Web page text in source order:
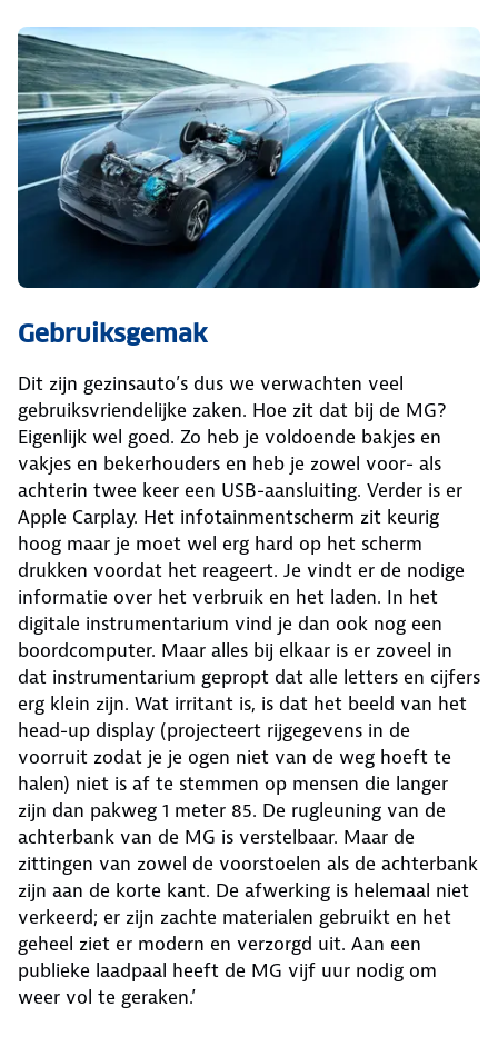
Gebruiksgemak
Dit zijn gezinsauto’s dus we verwachten veel
gebruiksvriendelijke zaken. Hoe zit dat bij de MG?
Eigenlijk wel goed. Zo heb je voldoende bakjes en
vakjes en bekerhouders en heb je zowel voor- als
achterin twee keer een USB-aansluiting. Verder is er
Apple Carplay. Het infotainmentscherm zit keurig
hoog maar je moet wel erg hard op het scherm
drukken voordat het reageert. Je vindt er de nodige
informatie over het verbruik en het laden. In het
digitale instrumentarium vind je dan ook nog een
boordcomputer. Maar alles bij elkaar is er zoveel in
dat instrumentarium gepropt dat alle letters en cijfers
erg klein zijn. Wat irritant is, is dat het beeld van het
head-up display (projecteert rijgegevens in de
voorruit zodat je je ogen niet van de weg hoeft te
halen) niet is af te stemmen op mensen die langer
zijn dan pakweg 1 meter 85. De rugleuning van de
achterbank van de MG is verstelbaar. Maar de
zittingen van zowel de voorstoelen als de achterbank
zijn aan de korte kant. De afwerking is helemaal niet
verkeerd; er zijn zachte materialen gebruikt en het
geheel ziet er modern en verzorgd uit. Aan een
publieke laadpaal heeft de MG vijf uur nodig om
weer vol te geraken.’